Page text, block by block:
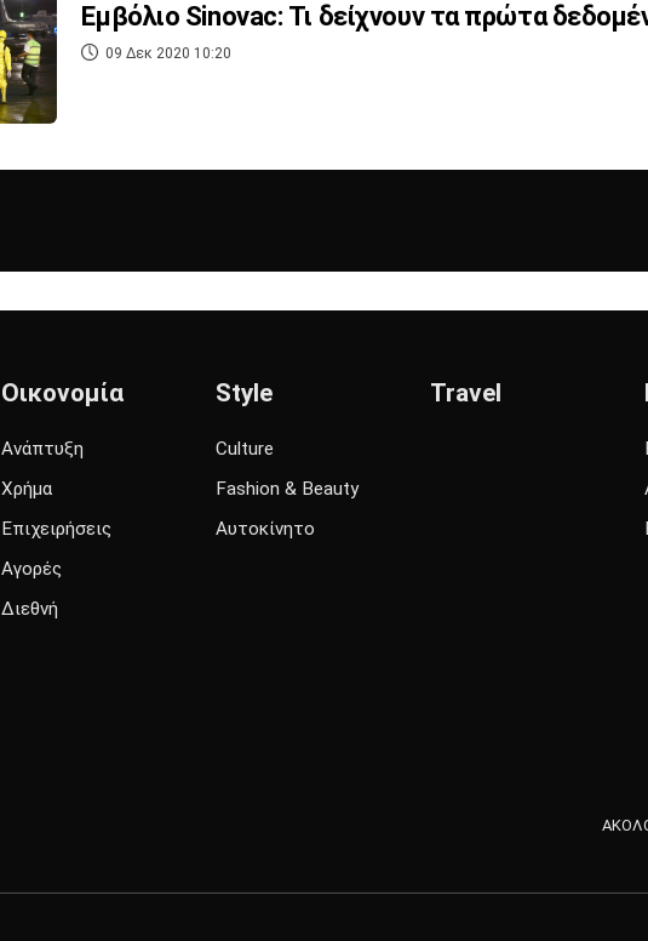
Εμβόλιο Sinovac: Τι δείχνουν τα πρώτα
09 Δεκ 2020 10:20
Οικονομία
Ανάπτυξη
Χρήμα
Επιχειρήσεις
Αγορές
Διεθνή
Style
Culture
Fashion & Beauty
Αυτοκίνητο
Travel